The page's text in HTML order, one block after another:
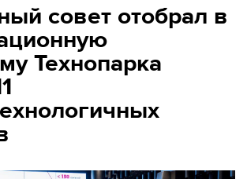
ПЛОЩАДИ
совет отобрал в
Технопарка